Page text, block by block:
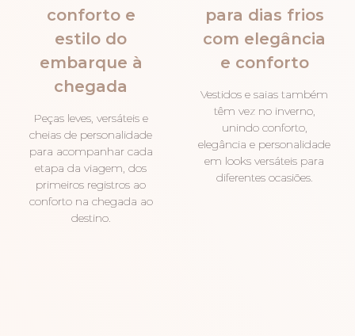
conforto e
estilo do
embarque à
chegada
Peças leves, versáteis e
cheias de personalidade
para acompanhar cada
etapa da viagem, dos
primeiros registros ao
conforto na chegada ao
destino.
para dias frios
com elegância
e conforto
Vestidos e saias também
têm vez no inverno,
unindo conforto,
elegância e personalidade
em looks versáteis para
diferentes ocasiões.